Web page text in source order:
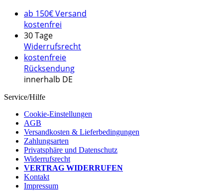
ab 150€ Versand
kostenfrei
30 Tage
Widerrufsrecht
kostenfreie
Rücksendung
innerhalb DE
Service/Hilfe
Cookie-Einstellungen
AGB
Versandkosten & Lieferbedingungen
Zahlungsarten
Privatsphäre und Datenschutz
Widerrufsrecht
VERTRAG WIDERRUFEN
Kontakt
Impressum